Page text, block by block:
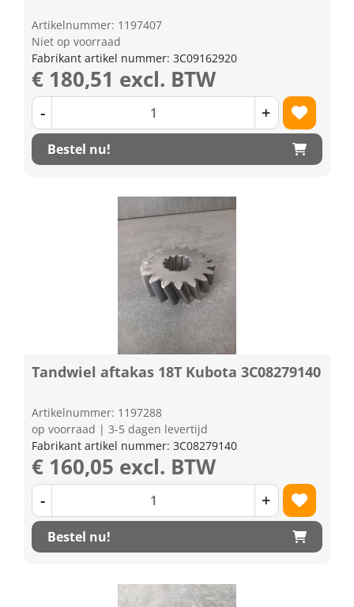
Artikelnummer: 1197407
Niet op voorraad
Fabrikant artikel nummer: 3C09162920
€ 180,51 excl. BTW
- +
Bestel nu!
Tandwiel aftakas 18T Kubota 3C08279140
Artikelnummer: 1197288
op voorraad | 3-5 dagen levertijd
Fabrikant artikel nummer: 3C08279140
€ 160,05 excl. BTW
- +
Bestel nu!